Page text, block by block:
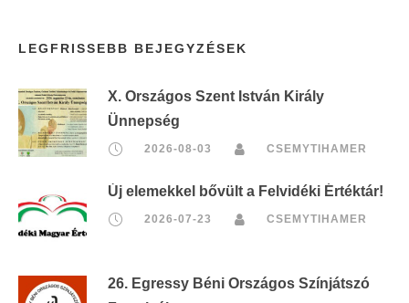
LEGFRISSEBB BEJEGYZÉSEK
X. Országos Szent István Király
Ünnepség
2026-08-03 CSEMYTIHAMER
Új elemekkel bővült a Felvidéki Értéktár!
2026-07-23 CSEMYTIHAMER
26. Egressy Béni Országos Színjátszó